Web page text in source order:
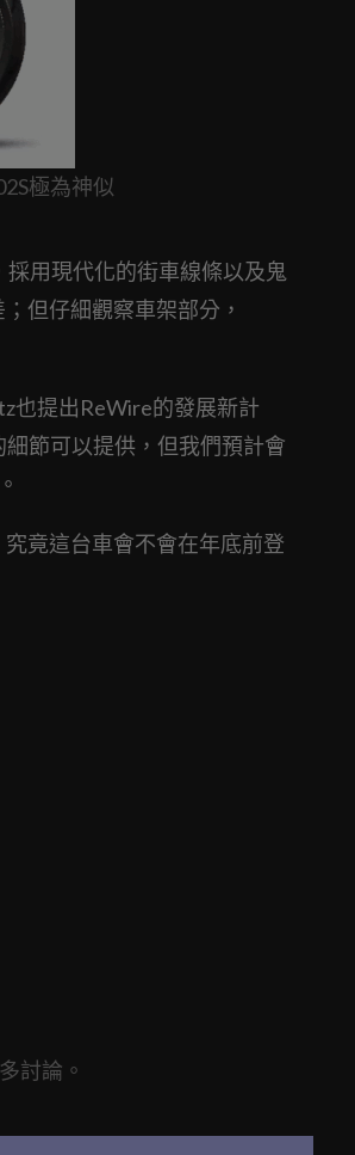
極為神似
用現代化的街車線條以及鬼
但仔細觀察車架部分，
也提出ReWire的發展新計
節可以提供，但我們預計會
竟這台車會不會在年底前登
討論。